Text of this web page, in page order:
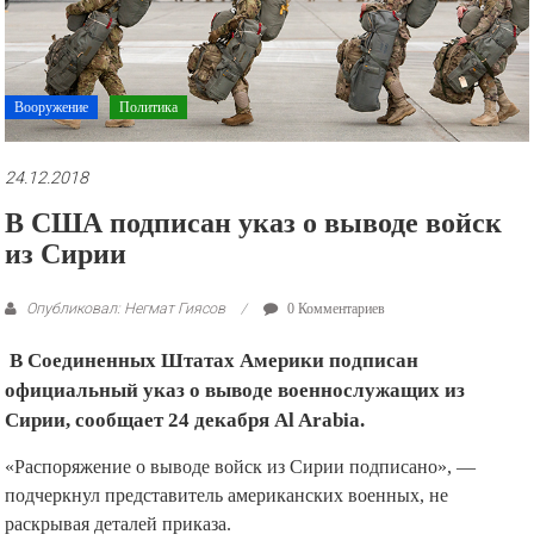
и
презентации.
Вооружение Политика
24.12.2018
В США подписан указ о выводе войск
из Сирии
Опубликовал: Негмат Гиясов 0 Комментариев
В Соединенных Штатах Америки подписан
официальный указ о выводе военнослужащих из
Сирии, сообщает 24 декабря Al Arabia.
«Распоряжение о выводе войск из Сирии подписано», —
подчеркнул представитель американских военных, не
раскрывая деталей приказа.